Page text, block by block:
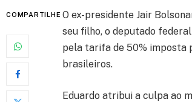
COMPARTILHE O ex-presidente Jair
seu filho, o deputado
pela tarifa de 50% imposta
brasileiros.
Eduardo atribui a culpa ao